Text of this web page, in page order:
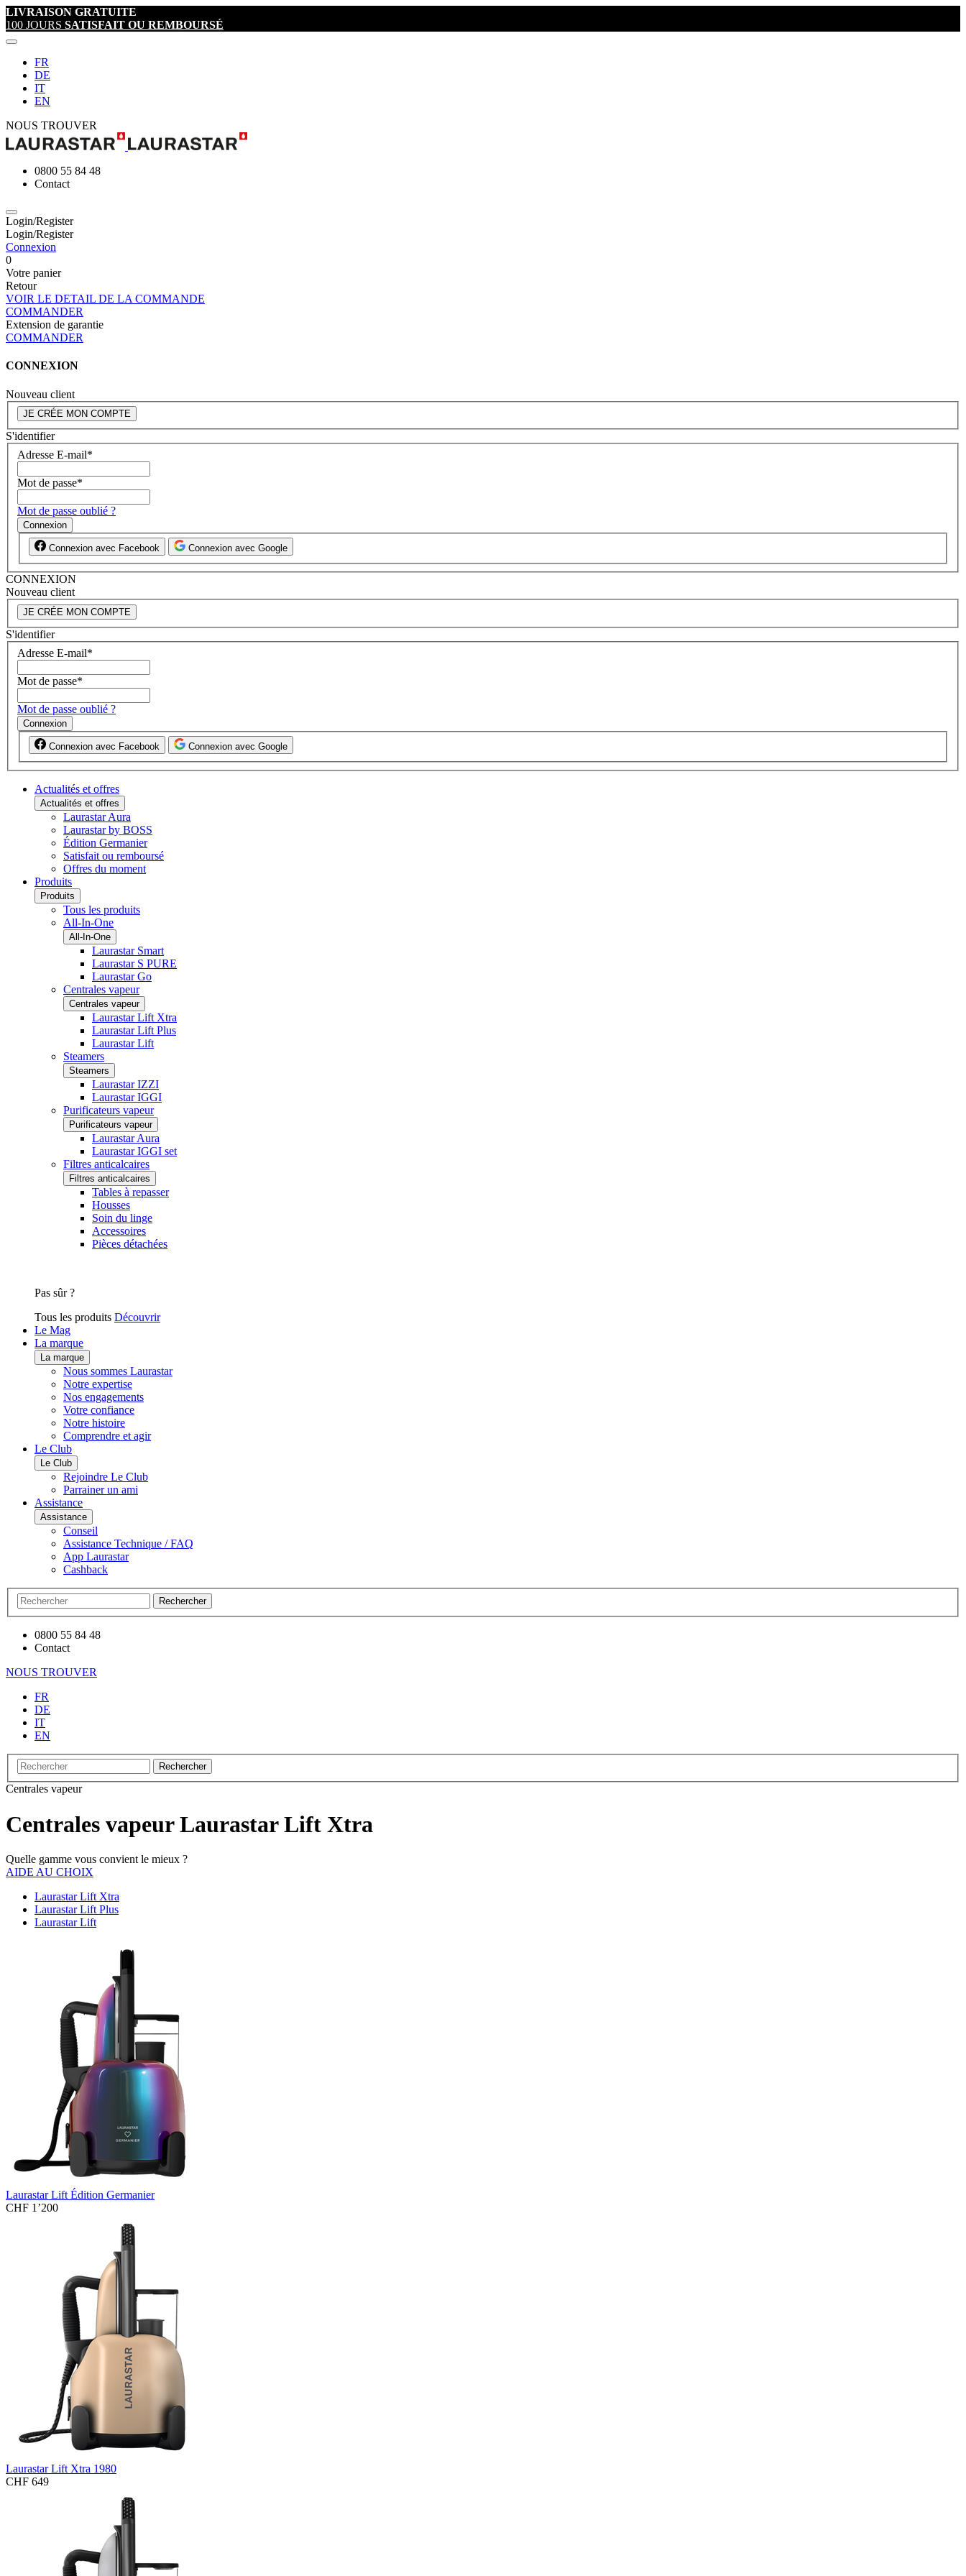
LIVRAISON GRATUITE
100 JOURS SATISFAIT OU REMBOURSÉ
FR
DE
IT
EN
NOUS TROUVER
0800 55 84 48
Contact
Login/Register
Login/Register
Connexion
0
Votre panier
Retour
VOIR LE DETAIL DE LA COMMANDE
COMMANDER
Extension de garantie
COMMANDER
CONNEXION
Nouveau client
JE CRÉE MON COMPTE
S'identifier
Adresse E-mail*
Mot de passe*
Mot de passe oublié ?
Connexion
Connexion avec Facebook Connexion avec Google
CONNEXION
Nouveau client
JE CRÉE MON COMPTE
S'identifier
Adresse E-mail*
Mot de passe*
Mot de passe oublié ?
Connexion
Connexion avec Facebook Connexion avec Google
Actualités et offres
Actualités et offres
Laurastar Aura
Laurastar by BOSS
Édition Germanier
Satisfait ou remboursé
Offres du moment
Produits
Produits
Tous les produits
All-In-One
All-In-One
Laurastar Smart
Laurastar S PURE
Laurastar Go
Centrales vapeur
Centrales vapeur
Laurastar Lift Xtra
Laurastar Lift Plus
Laurastar Lift
Steamers
Steamers
Laurastar IZZI
Laurastar IGGI
Purificateurs vapeur
Purificateurs vapeur
Laurastar Aura
Laurastar IGGI set
Filtres anticalcaires
Filtres anticalcaires
Tables à repasser
Housses
Soin du linge
Accessoires
Pièces détachées
Pas sûr ?
Tous les produits Découvrir
Le Mag
La marque
La marque
Nous sommes Laurastar
Notre expertise
Nos engagements
Votre confiance
Notre histoire
Comprendre et agir
Le Club
Le Club
Rejoindre Le Club
Parrainer un ami
Assistance
Assistance
Conseil
Assistance Technique / FAQ
App Laurastar
Cashback
Rechercher
0800 55 84 48
Contact
NOUS TROUVER
FR
DE
IT
EN
Rechercher
Centrales vapeur
Centrales vapeur Laurastar Lift Xtra
Quelle gamme vous convient le mieux ?
AIDE AU CHOIX
Laurastar Lift Xtra
Laurastar Lift Plus
Laurastar Lift
Laurastar Lift Édition Germanier
CHF 1’200
Laurastar Lift Xtra 1980
CHF 649